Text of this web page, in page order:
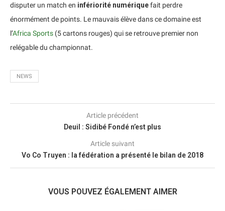
disputer un match en infériorité numériquefait perdre
énormément de points. Le mauvais élève dans ce domaine est
l’Africa Sports (5 cartons rouges) qui se retrouve premier non
relégable du championnat.
NEWS
Article précédent
Deuil : Sidibé Fondé n’est plus
Article suivant
Vo Co Truyen : la fédération a présenté le bilan de 2018
VOUS POUVEZ ÉGALEMENT AIMER